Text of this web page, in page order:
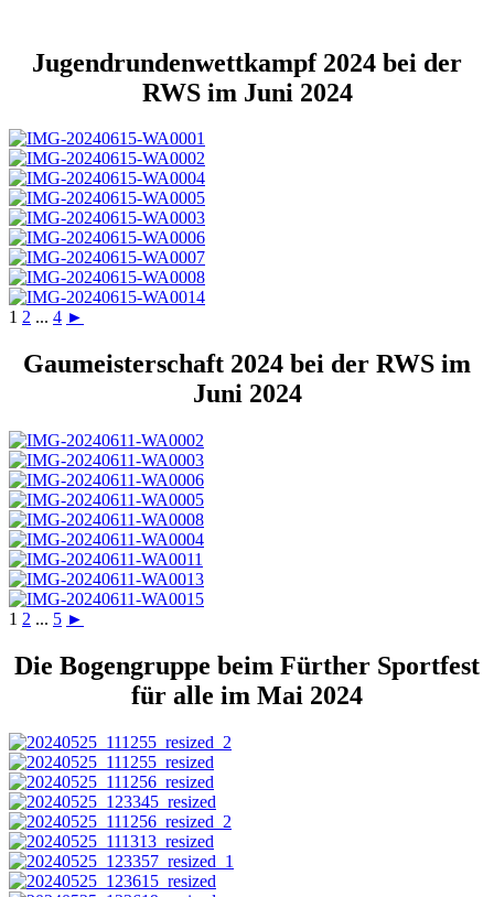
Jugendrundenwettkampf 2024 bei der
RWS im Juni 2024
1 2 ... 4 ►
Gaumeisterschaft 2024 bei der RWS im
Juni 2024
1 2 ... 5 ►
Die Bogengruppe beim Fürther Sportfest
für alle im Mai 2024